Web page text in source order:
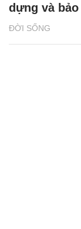
ĐỜI SỐNG
dựng và